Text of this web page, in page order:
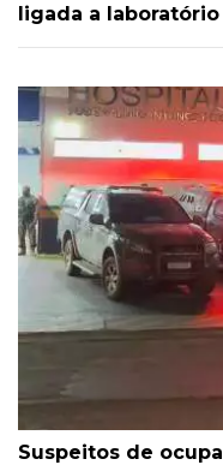
ligada a
Suspeitos de